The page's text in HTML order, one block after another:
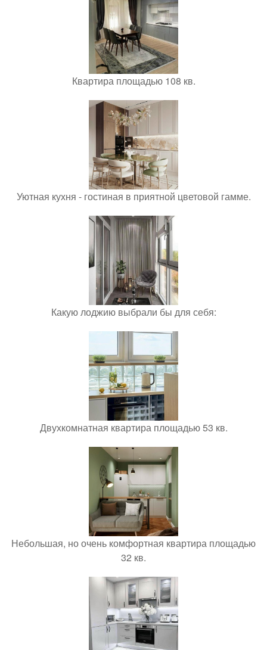
Квартира площадью 108 кв.
Уютная кухня - гостиная в приятной цветовой гамме.
Какую лоджию выбрали бы для себя:
Двухкомнатная квартира площадью 53 кв.
Небольшая, но очень комфортная квартира площадью
32 кв.